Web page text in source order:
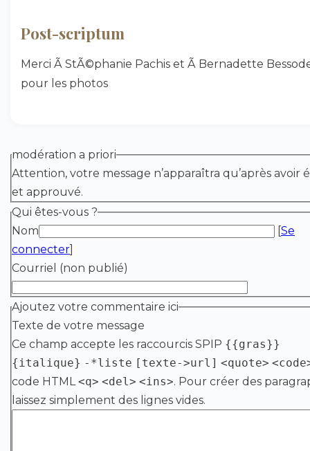
Post-scriptum
Merci Ã StÃ©phanie Pachis et Ã Bernadette
pour les photos
modération a priori
Attention, votre message n’apparaîtra qu’après avoir
et approuvé.
Qui êtes-vous ?
Nom
[Se
connecter]
Courriel (non publié)
Ajoutez votre commentaire ici
Texte de votre message
Ce champ accepte les raccourcis SPIP {{gras}}
{italique} -*liste [texte->url] <quote>
code HTML<q> <del> <ins>. Pour créer des
laissez simplement des lignes vides.